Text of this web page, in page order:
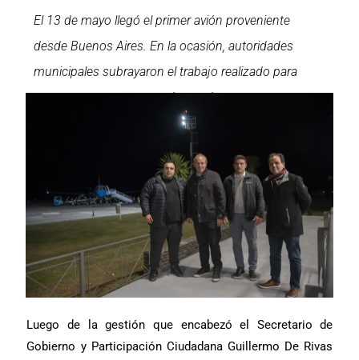
El 13 de mayo llegó el primer avión proveniente
desde Buenos Aires. En la ocasión, autoridades
municipales subrayaron el trabajo realizado para
contar, nuevamente, con los vuelos
Luego de la gestión que encabezó el Secretario de
Gobierno y Participación Ciudadana Guillermo De Rivas